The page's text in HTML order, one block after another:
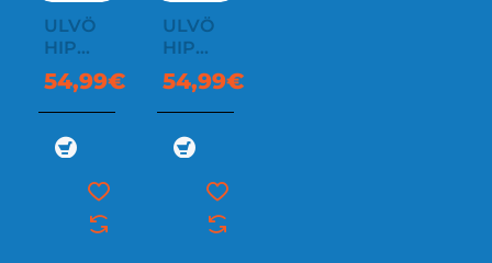
ULVÖ
HIP
PACK
MEDIUM
54,99€
ULVÖ
HIP
PACK
MEDIUM
54,99€